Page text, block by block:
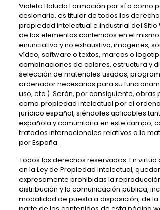
Violeta Boluda Formación por sí o como
cesionaria, es titular de todos los
propiedad intelectual e industrial del Sitio
de los elementos contenidos en el
enunciativo y no exhaustivo, imágenes,
vídeo, software o textos, marcas o
combinaciones de colores, estructura y
selección de materiales usados,
ordenador necesarios para su
uso, etc.). Serán, por consiguiente, obras
como propiedad intelectual por el
jurídico español, siéndoles aplicables
española y comunitaria en este campo,
tratados internacionales relativos a la
por España.
Todos los derechos reservados. En
en la Ley de Propiedad Intelectual,
expresamente prohibidas la
distribución y la comunicación pública,
modalidad de puesta a disposición, de